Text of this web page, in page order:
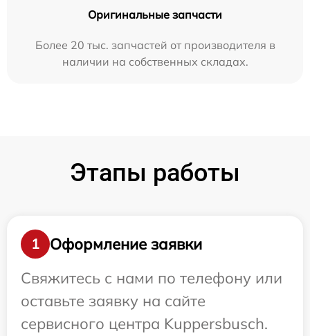
Оригинальные запчасти
Более 20 тыс. запчастей от производителя в
наличии на собственных складах.
Этапы работы
1
Оформление заявки
Свяжитесь с нами по телефону или
оставьте заявку на сайте
сервисного центра Kuppersbusch.